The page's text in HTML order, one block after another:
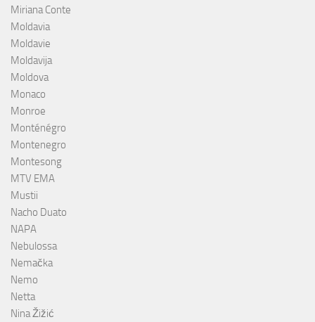
Miriana Conte
Moldavia
Moldavie
Moldavija
Moldova
Monaco
Monroe
Monténégro
Montenegro
Montesong
MTV EMA
Mustii
Nacho Duato
NAPA
Nebulossa
Nemačka
Nemo
Netta
Nina Žižić